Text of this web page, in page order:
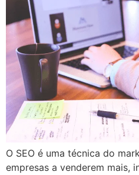
O SEO é uma técnica do
empresas a venderem mais,